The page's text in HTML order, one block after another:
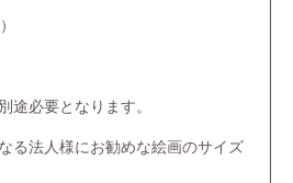
途必要となります。
る法人様にお勧めな絵画のサイズ